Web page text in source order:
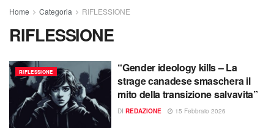
Home Categoria RIFLESSIONE
RIFLESSIONE
RIFLESSIONE
“Gender ideology kills – La
strage canadese smaschera il
mito della transizione salvavita”
DI REDAZIONE 15 Febbraio 2026